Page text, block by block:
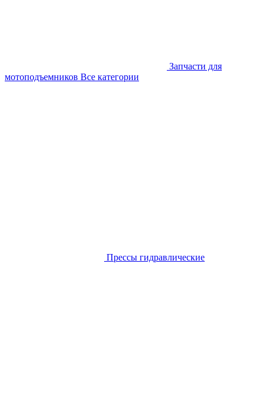
Запчасти для
мотоподъемников Все категории
Прессы гидравлические